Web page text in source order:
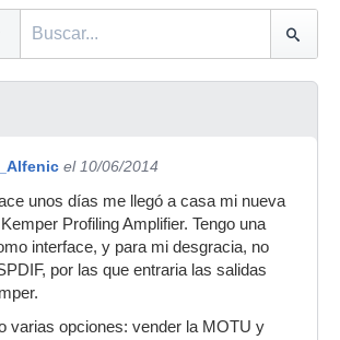
el 10/06/2014
unos días me llegó a casa mi nueva
Profiling Amplifier. Tengo una
interface, y para mi desgracia, no
por las que entraria las salidas
varias opciones: vender la MOTU y